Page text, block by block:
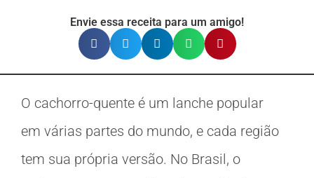
Envie essa receita para um amigo!
O cachorro-quente é um lanche popular
em várias partes do mundo, e cada região
tem sua própria versão. No Brasil, o